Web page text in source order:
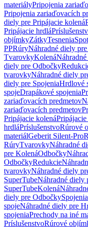
materiályPripojenia
Pripojenia zariaďovacích
diely pre Pripájacie kolená
Pripájacie hrdlá
objímkyZátkyTesnenia
PPRúryNáhradné diely
TvarovkyKolená
diely pre Odbočky
tvarovkyNáhradné diely
diely pre SpojeniaHrdlové
spojeDrapákové spojenia
zariaďovacích predmetov
zariaďovacích predmetov
Pripájacie kolená
hrdláPríslušenstvoRúrové
materiálGeberit Silent-Pro
RúryTvarovkyNáhradné
pre KolenáOdbočky
OdbočkyRedukcie
tvarovkyNáhradné diely
SuperTubeNáhradné diely
SuperTubeKolená
diely pre OdbočkySpojenia
spojeNáhradné diely pre
spojeniaPrechody na iné
PríslušenstvoRúrové